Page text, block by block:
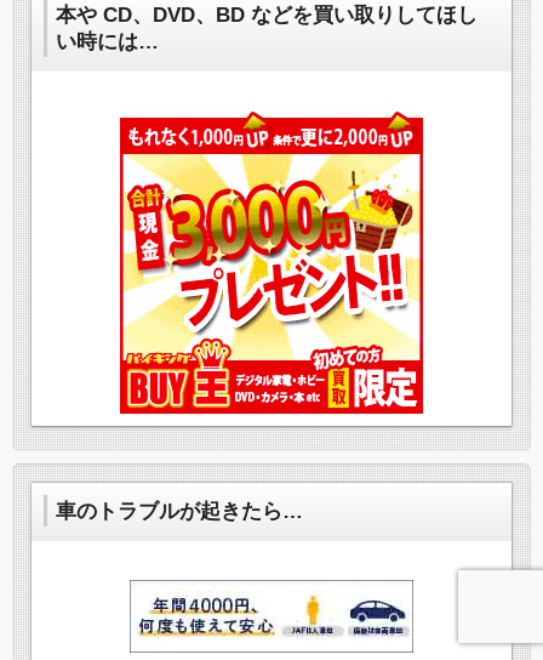
本や CD、DVD、BD などを買い取りしてほし
い時には…
車のトラブルが起きたら…